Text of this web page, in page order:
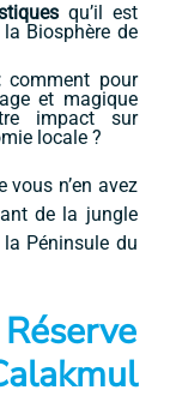
qu’il est
Biosphère de
comment pour
et magique
impact sur
locale ?
vous n’en avez
de la jungle
Péninsule du